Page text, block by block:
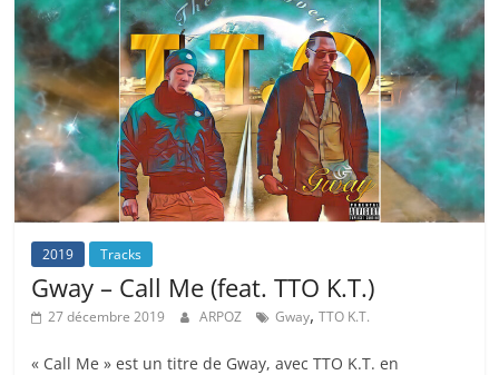
2019 Tracks
Gway – Call Me (feat. TTO K.T.)
27 décembre 2019 ARPOZ Gway,TTO K.T.
« Call Me » est un titre de Gway, avec TTO K.T. en